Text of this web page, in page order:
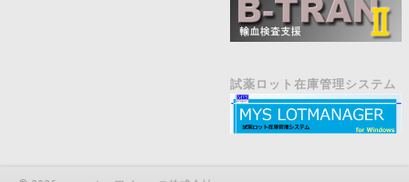
試薬ロット在庫管理システム